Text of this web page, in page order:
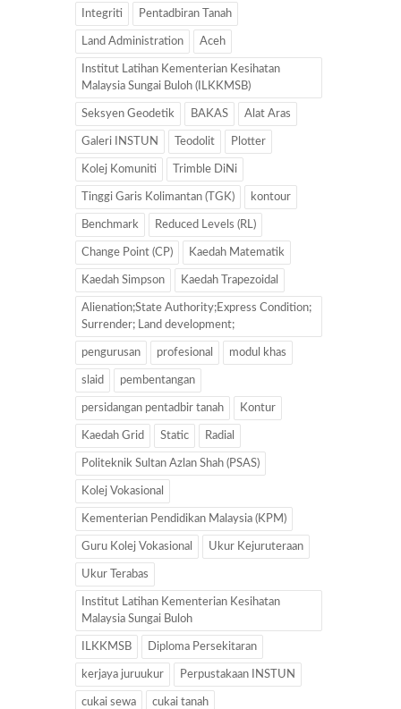
Integriti Pentadbiran Tanah
Land Administration Aceh
Institut Latihan Kementerian Kesihatan
Malaysia Sungai Buloh (ILKKMSB)
Seksyen Geodetik BAKAS Alat Aras
Galeri INSTUN Teodolit Plotter
Kolej Komuniti Trimble DiNi
Tinggi Garis Kolimantan (TGK) kontour
Benchmark Reduced Levels (RL)
Change Point (CP) Kaedah Matematik
Kaedah Simpson Kaedah Trapezoidal
Alienation;State Authority;Express Condition;
Surrender; Land development;
pengurusan profesional modul khas
slaid pembentangan
persidangan pentadbir tanah Kontur
Kaedah Grid Static Radial
Politeknik Sultan Azlan Shah (PSAS)
Kolej Vokasional
Kementerian Pendidikan Malaysia (KPM)
Guru Kolej Vokasional Ukur Kejuruteraan
Ukur Terabas
Institut Latihan Kementerian Kesihatan
Malaysia Sungai Buloh
ILKKMSB Diploma Persekitaran
kerjaya juruukur Perpustakaan INSTUN
cukai sewa cukai tanah